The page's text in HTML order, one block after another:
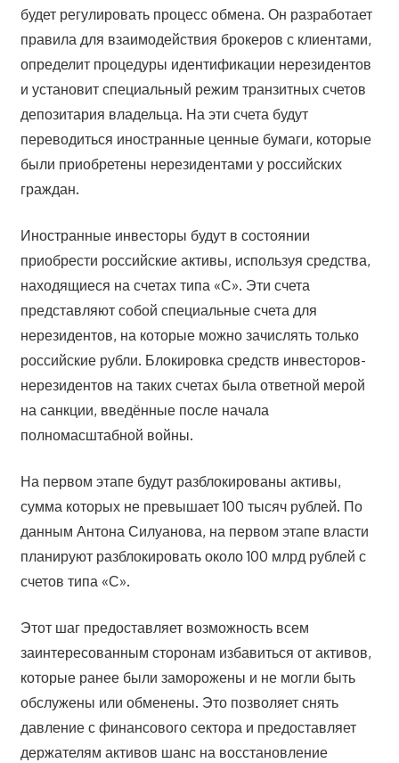
будет регулировать процесс обмена. Он разработает
правила для взаимодействия брокеров с клиентами,
определит процедуры идентификации нерезидентов
и установит специальный режим транзитных счетов
депозитария владельца. На эти счета будут
переводиться иностранные ценные бумаги, которые
были приобретены нерезидентами у российских
граждан.
Иностранные инвесторы будут в состоянии
приобрести российские активы, используя средства,
находящиеся на счетах типа «С». Эти счета
представляют собой специальные счета для
нерезидентов, на которые можно зачислять только
российские рубли. Блокировка средств инвесторов-
нерезидентов на таких счетах была ответной мерой
на санкции, введённые после начала
полномасштабной войны.
На первом этапе будут разблокированы активы,
сумма которых не превышает 100 тысяч рублей. По
данным Антона Силуанова, на первом этапе власти
планируют разблокировать около 100 млрд рублей с
счетов типа «С».
Этот шаг предоставляет возможность всем
заинтересованным сторонам избавиться от активов,
которые ранее были заморожены и не могли быть
обслужены или обменены. Это позволяет снять
давление с финансового сектора и предоставляет
держателям активов шанс на восстановление